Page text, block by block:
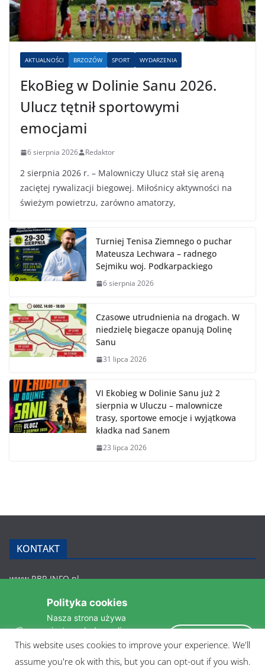
AKTUALNOŚCI BRZOZÓW SPORT WYDARZENIA
EkoBieg w Dolinie Sanu 2026.
Ulucz tętnił sportowymi
emocjami
6 sierpnia 2026 Redaktor
2 sierpnia 2026 r. – Malowniczy Ulucz stał się areną
zaciętej rywalizacji biegowej. Miłośnicy aktywności na
świeżym powietrzu, zarówno amatorzy,
Turniej Tenisa Ziemnego o puchar
Mateusza Lechwara – radnego
Sejmiku woj. Podkarpackiego
6 sierpnia 2026
Czasowe utrudnienia na drogach. W
niedzielę biegacze opanują Dolinę
Sanu
31 lipca 2026
VI Ekobieg w Dolinie Sanu już 2
sierpnia w Uluczu – malownicze
trasy, sportowe emocje i wyjątkowa
kładka nad Sanem
23 lipca 2026
KONTAKT
www.RBR.INFO.pl
36-200 Brzozów
rbr.info.pl@gmail.com
POLITYKA PRYWATNOŚCI
This website uses cookies to improve your experience. We'll
assume you're ok with this, but you can opt-out if you wish.
Polityka cookies
Nasza strona używa
ciasteczek do analizy
statystyk i zapewnienia
Akceptuję